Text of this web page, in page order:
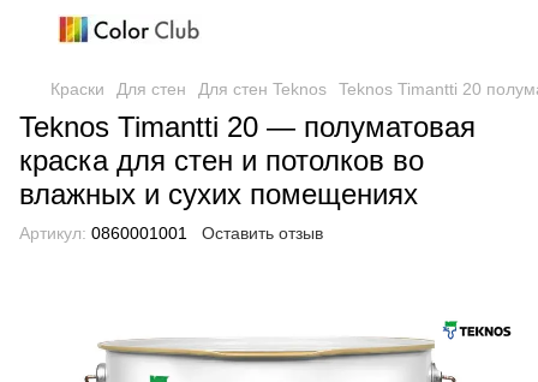
Краски Для стен Для стен Teknos Teknos Timantti 20
Teknos Timantti 20 — полуматовая
краска для стен и потолков во
влажных и сухих помещениях
Артикул: 0860001001 Оставить отзыв